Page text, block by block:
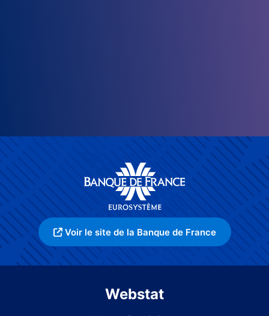
Voir le site de la Banque de France
Webstat